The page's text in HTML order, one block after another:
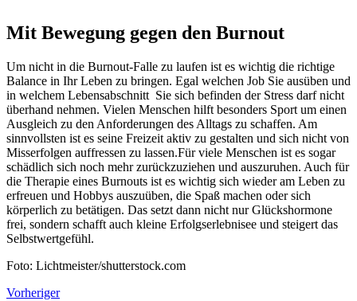
Mit Bewegung gegen den Burnout
Um nicht in die Burnout-Falle zu laufen ist es wichtig die richtige
Balance in Ihr Leben zu bringen. Egal welchen Job Sie ausüben und
in welchem Lebensabschnitt Sie sich befinden der Stress darf nicht
überhand nehmen. Vielen Menschen hilft besonders Sport um einen
Ausgleich zu den Anforderungen des Alltags zu schaffen. Am
sinnvollsten ist es seine Freizeit aktiv zu gestalten und sich nicht von
Misserfolgen auffressen zu lassen.Für viele Menschen ist es sogar
schädlich sich noch mehr zurückzuziehen und auszuruhen. Auch für
die Therapie eines Burnouts ist es wichtig sich wieder am Leben zu
erfreuen und Hobbys auszuüben, die Spaß machen oder sich
körperlich zu betätigen. Das setzt dann nicht nur Glückshormone
frei, sondern schafft auch kleine Erfolgserlebnisee und steigert das
Selbstwertgefühl.
Foto: Lichtmeister/shutterstock.com
Vorheriger